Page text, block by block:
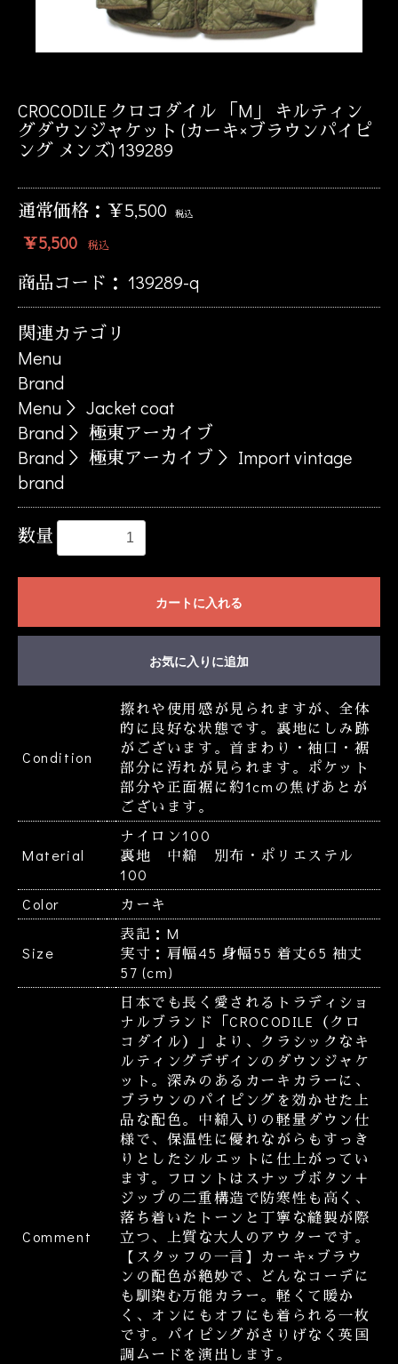
CROCODILE クロコダイル 「M」 キルティン
グダウンジャケット (カーキ×ブラウンパイピ
ング メンズ) 139289
通常価格：￥5,500 税込
￥5,500 税込
商品コード： 139289-q
関連カテゴリ
Menu
Brand
Menu ＞ Jacket coat
Brand ＞ 極東アーカイブ
Brand ＞ 極東アーカイブ ＞ Import vintage
brand
数量
カートに入れる
お買い物を続ける
お気に入りに追加
Condition
擦れや使用感が見られますが、全体
的に良好な状態です。裏地にしみ跡
がございます。首まわり・袖口・裾
部分に汚れが見られます。ポケット
部分や正面裾に約1cmの焦げあとが
ございます。
Material
ナイロン100
裏地 中綿 別布・ポリエステル
100
Color
カーキ
Size
表記：M
実寸：肩幅45 身幅55 着丈65 袖丈
57 (cm)
Comment
日本でも長く愛されるトラディショ
ナルブランド「CROCODILE（クロ
コダイル）」より、クラシックなキ
ルティングデザインのダウンジャケ
ット。深みのあるカーキカラーに、
ブラウンのパイピングを効かせた上
品な配色。中綿入りの軽量ダウン仕
様で、保温性に優れながらもすっき
りとしたシルエットに仕上がってい
ます。フロントはスナップボタン＋
ジップの二重構造で防寒性も高く、
落ち着いたトーンと丁寧な縫製が際
立つ、上質な大人のアウターです。
【スタッフの一言】カーキ×ブラウ
ンの配色が絶妙で、どんなコーデに
も馴染む万能カラー。軽くて暖か
く、オンにもオフにも着られる一枚
です。パイピングがさりげなく英国
調ムードを演出します。